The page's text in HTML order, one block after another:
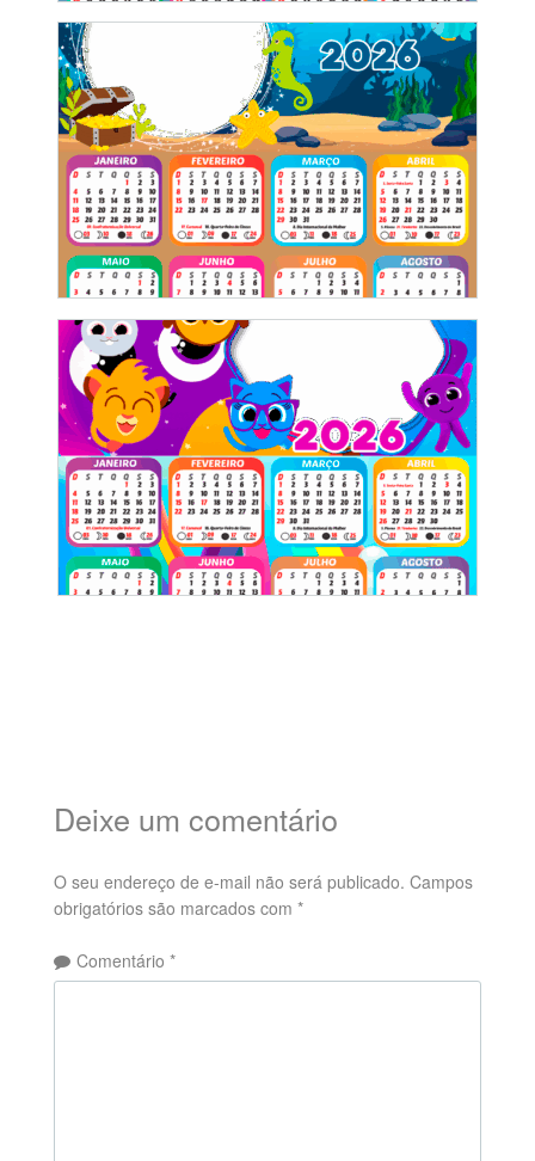
Deixe um comentário
O seu endereço de e-mail não será publicado. Campos
obrigatórios são marcados com *
Comentário *